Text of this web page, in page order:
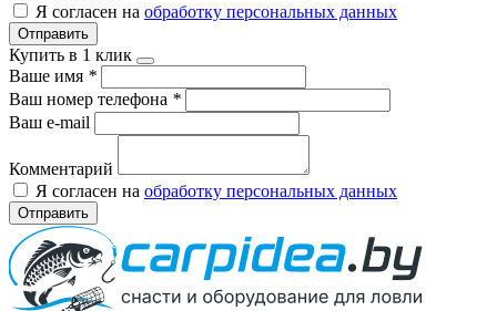
Я согласен на обработку персональных данных
Отправить
Купить в 1 клик
Ваше имя *
Ваш номер телефона *
Ваш e-mail
Комментарий
Я согласен на обработку персональных данных
Отправить